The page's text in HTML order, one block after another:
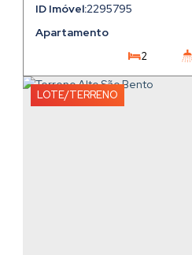
Apartamento
2295795
2
LOTE/TERRENO